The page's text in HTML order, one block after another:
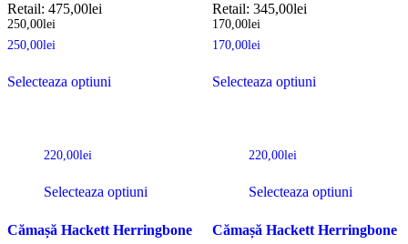
Retail: 475,00lei
250,00lei
250,00lei
Selecteaza optiuni
Retail: 345,00lei
170,00lei
170,00lei
Selecteaza optiuni
220,00lei
Selecteaza optiuni
Cămașă Hackett Herringbone
220,00lei
Selecteaza optiuni
Cămașă Hackett Herringbone